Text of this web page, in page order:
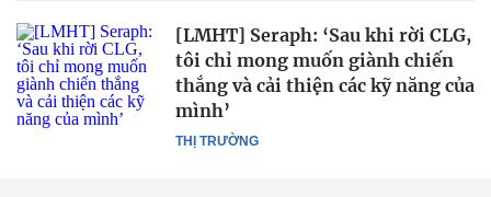
THỊ TRƯỜNG
[LMHT] Seraph: ‘Sau khi rời CLG,
tôi chỉ mong muốn giành chiến
thắng và cải thiện các kỹ năng của
mình’